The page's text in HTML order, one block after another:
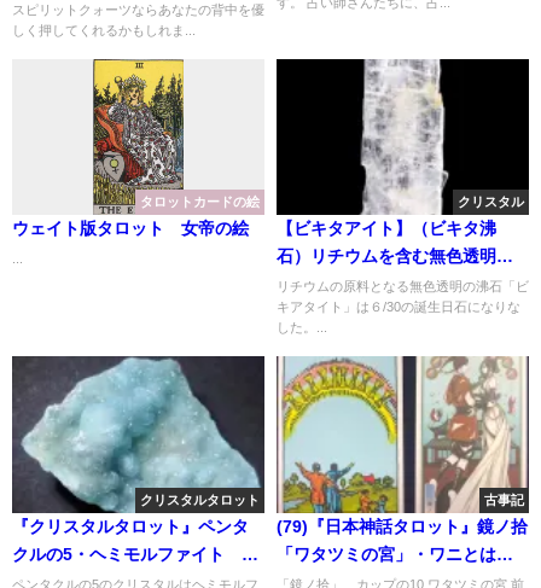
スピリットクォーツならあなたの背中を優
しく押してくれるかもしれま...
タロットカードの絵
ウェイト版タロット 女帝の絵
...
クリスタル
【ビキタアイト】（ビキタ沸
石）リチウムを含む無色透明な
沸石
リチウムの原料となる無色透明の沸石「ビ
キアタイト」は６/30の誕生日石になりな
した。...
クリスタルタロット
『クリスタルタロット』ペンタ
クルの5・ヘミモルファイト 異
極鉱
ペンタクルの5のクリスタルはヘミモルフ
古事記
(79)『日本神話タロット』鏡ノ拾
「ワタツミの宮」・ワニとは何
か
「鏡ノ拾」 カップの10 ワタツミの宮 前